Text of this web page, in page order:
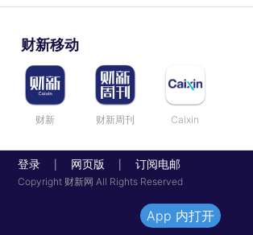
财新移动
财新 财新周刊 Caixin
登录 网页版 订阅电邮
Copyright 财新网 All Rights Reserved
App 内打开